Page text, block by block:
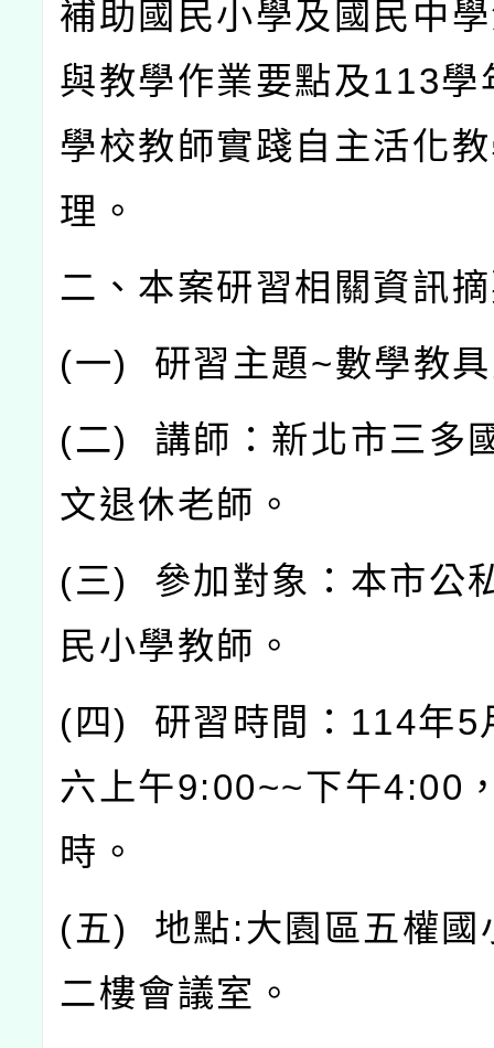
補助國民小學及國民中
與教學作業要點及113學
學校教師實踐自主活化
理。
二、本案研習相關資訊
(一) 研習主題~數學教
(二) 講師：新北市三多
文退休老師。
(三) 參加對象：本市公
民小學教師。
( 四) 研習時間： 114年5
六上午9:00~~下午4:00
時。
(五) 地點:大園區五權國
二樓會議室。